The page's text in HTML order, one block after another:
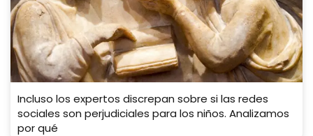
Incluso los expertos discrepan sobre si las redes
sociales son perjudiciales para los niños. Analizamos
por qué